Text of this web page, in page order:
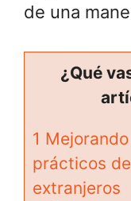
de una
¿Qué
1
prácticos
extranjeros